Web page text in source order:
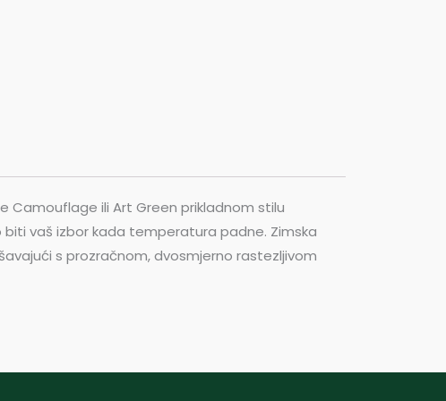
Camouflage ili Art Green prikladnom stilu
vaš izbor kada temperatura padne. Zimska
s prozračnom, dvosmjerno rastezljivom